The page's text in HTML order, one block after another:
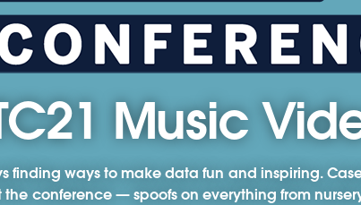
Music
finding ways to make data fun and inspiring.
conference — spoofs on everything from